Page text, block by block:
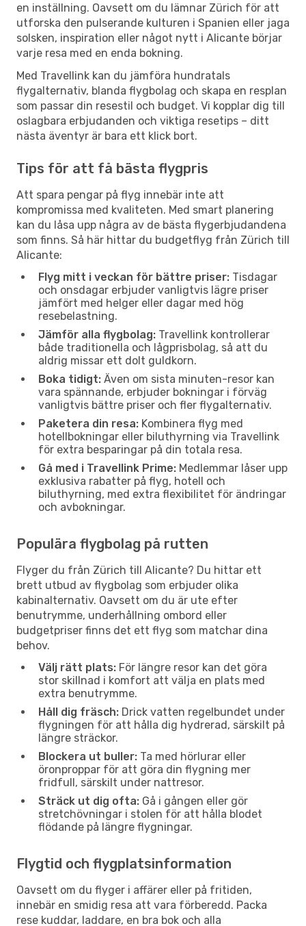
en inställning. Oavsett om du lämnar Zürich för att
utforska den pulserande kulturen i Spanien eller jaga
solsken, inspiration eller något nytt i Alicante börjar
varje resa med en enda bokning.
Med Travellink kan du jämföra hundratals
flygalternativ, blanda flygbolag och skapa en resplan
som passar din resestil och budget. Vi kopplar dig till
oslagbara erbjudanden och viktiga resetips – ditt
nästa äventyr är bara ett klick bort.
Tips för att få bästa flygpris
Att spara pengar på flyg innebär inte att
kompromissa med kvaliteten. Med smart planering
kan du låsa upp några av de bästa flygerbjudandena
som finns. Så här hittar du budgetflyg från Zürich till
Alicante:
Flyg mitt i veckan för bättre priser: Tisdagar
och onsdagar erbjuder vanligtvis lägre priser
jämfört med helger eller dagar med hög
resebelastning.
Jämför alla flygbolag: Travellink kontrollerar
både traditionella och lågprisbolag, så att du
aldrig missar ett dolt guldkorn.
Boka tidigt: Även om sista minuten-resor kan
vara spännande, erbjuder bokningar i förväg
vanligtvis bättre priser och fler flygalternativ.
Paketera din resa: Kombinera flyg med
hotellbokningar eller biluthyrning via Travellink
för extra besparingar på din totala resa.
Gå med i Travellink Prime: Medlemmar låser upp
exklusiva rabatter på flyg, hotell och
biluthyrning, med extra flexibilitet för ändringar
och avbokningar.
Populära flygbolag på rutten
Flyger du från Zürich till Alicante? Du hittar ett
brett utbud av flygbolag som erbjuder olika
kabinalternativ. Oavsett om du är ute efter
benutrymme, underhållning ombord eller
budgetpriser finns det ett flyg som matchar dina
behov.
Välj rätt plats: För längre resor kan det göra
stor skillnad i komfort att välja en plats med
extra benutrymme.
Håll dig fräsch: Drick vatten regelbundet under
flygningen för att hålla dig hydrerad, särskilt på
längre sträckor.
Blockera ut buller: Ta med hörlurar eller
öronproppar för att göra din flygning mer
fridfull, särskilt under nattresor.
Sträck ut dig ofta: Gå i gången eller gör
stretchövningar i stolen för att hålla blodet
flödande på längre flygningar.
Flygtid och flygplatsinformation
Oavsett om du flyger i affärer eller på fritiden,
innebär en smidig resa att vara förberedd. Packa
rese kuddar, laddare, en bra bok och alla